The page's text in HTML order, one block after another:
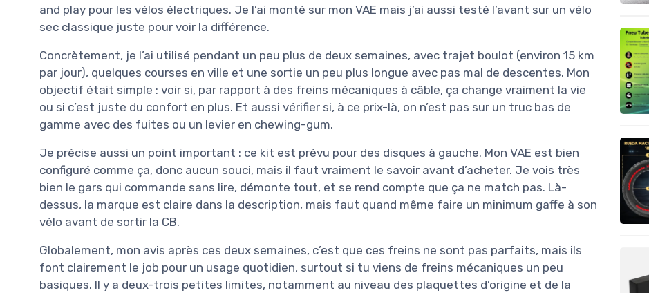
and play pour les vélos électriques. Je l’ai monté sur mon VAE mais j’ai aussi testé l’avant sur un vélo
sec classique juste pour voir la différence.
Concrètement, je l’ai utilisé pendant un peu plus de deux semaines, avec trajet boulot (environ 15 km
par jour), quelques courses en ville et une sortie un peu plus longue avec pas mal de descentes. Mon
objectif était simple : voir si, par rapport à des freins mécaniques à câble, ça change vraiment la vie
ou si c’est juste du confort en plus. Et aussi vérifier si, à ce prix-là, on n’est pas sur un truc bas de
gamme avec des fuites ou un levier en chewing-gum.
Je précise aussi un point important : ce kit est prévu pour des disques à gauche. Mon VAE est bien
configuré comme ça, donc aucun souci, mais il faut vraiment le savoir avant d’acheter. Je vois très
bien le gars qui commande sans lire, démonte tout, et se rend compte que ça ne match pas. Là-
dessus, la marque est claire dans la description, mais faut quand même faire un minimum gaffe à son
vélo avant de sortir la CB.
Globalement, mon avis après ces deux semaines, c’est que ces freins ne sont pas parfaits, mais ils
font clairement le job pour un usage quotidien, surtout si tu viens de freins mécaniques un peu
basiques. Il y a deux-trois petites limites, notamment au niveau des plaquettes d’origine et de la